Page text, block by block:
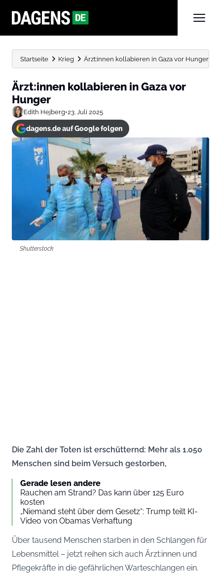
Startseite Krieg Ärzt:innen kollabieren in Gaza vor Hunger
Ärzt:innen kollabieren in Gaza vor
Hunger
Edith Hejberg•23. Juli 2025
dagens.de auf Google folgen
Shutterstock
Die Zahl der Toten ist erschütternd: Mehr als 1.050
Menschen sind beim Versuch gestorben,
Gerade lesen andere
Rauchen am Strand? Das kann über 125 Euro
kosten
„Niemand steht über dem Gesetz“: Trump teilt KI-
Video von Obamas Verhaftung
Über tausend Menschen starben in den Schlangen für
Lebensmittel – jetzt reihen sich auch Ärzt:innen und
Pflegekräfte in die gefährlichen Warteschlangen ein.